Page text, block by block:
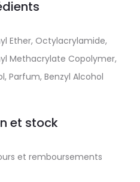
Ether, Octylacrylamide,
Methacrylate Copolymer,
Parfum, Benzyl Alcohol
et stock
et remboursements